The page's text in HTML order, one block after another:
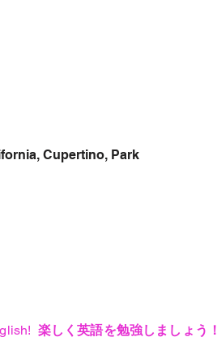
Cupertino, Park
楽しく英語を勉強しましょう！